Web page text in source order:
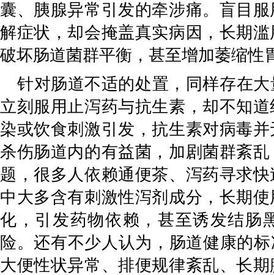
囊、胰腺异常引发的牵涉痛。盲目
解症状，却会掩盖真实病因，长期
破坏肠道菌群平衡，甚至增加萎缩性
针对肠道不适的处置，同样存在
立刻服用止泻药与抗生素，却不知
染或饮食刺激引发，抗生素对病毒
杀伤肠道内的有益菌，加剧菌群紊
题，很多人依赖通便茶、泻药寻求
中大多含有刺激性泻剂成分，长期
化，引发药物依赖，甚至诱发结肠
险。还有不少人认为，肠道健康的
大便性状异常、排便规律紊乱、长